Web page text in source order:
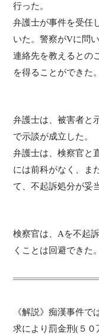
行った。
弁護士が事件を受任
いた。警察がVに問
連絡先を教えるとの
を得ることができた。
弁護士は、被害者と
で示談が成立した。
弁護士は、検察官と
には前科がなく、ま
て、不起訴処分が妥
検察官は、Aを不起
くことは回避できた。
《解説》痴漢事件
求により罰金刑(５